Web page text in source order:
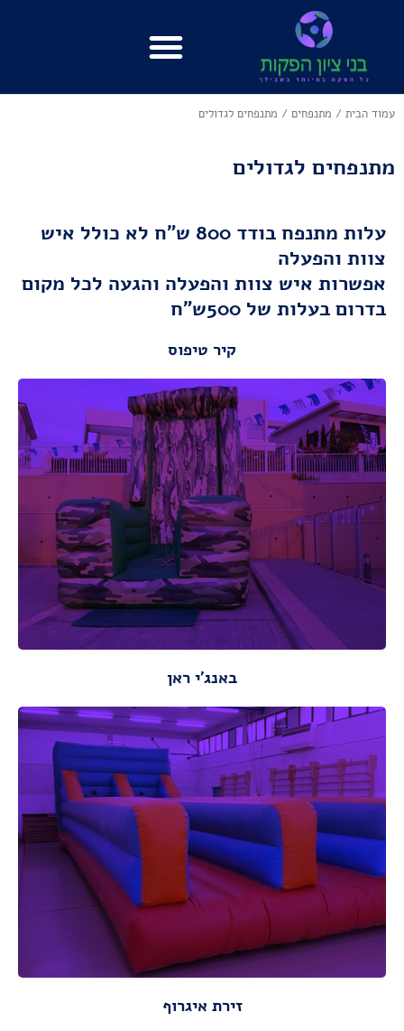
עמוד הבית / מתנפחים / מתנפחים לגדולים
מתנפחים לגדולים
עלות מתנפח בודד 800 ש"ח לא כולל איש
צוות והפעלה
אפשרות איש צוות והפעלה והגעה לכל מקום
בדרום בעלות של 500ש"ח
קיר טיפוס
מידות ונתונים
מידות:
אורך : 7 מ
רוחב : 5 מ
גובה : 7 מ
מתאים לגילאי: 8-20
באנג'י ראן
מידות ונתונים
מידות :
אורך: 13 מ'
רוחב: 3 מ'
מתאים לגילאי: 8-20
זירת איגרוף